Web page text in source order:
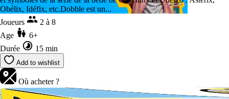
Obélix, Idéfix, etc.Dobble est un...
Joueurs
2 à 8
Age
6+
Durée
15 min
Add to wishlist
Où acheter ?